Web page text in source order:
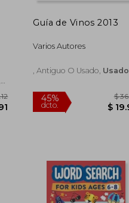
Guía de Vinos 2013
Varios Autores
, Antiguo O Usado, Usado